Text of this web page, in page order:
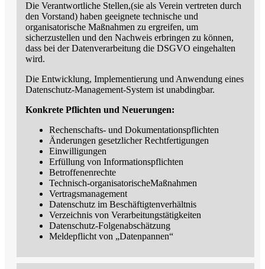
Die Verantwortliche Stellen,(sie als Verein vertreten durch
den Vorstand) haben geeignete technische und
organisatorische Maßnahmen zu ergreifen, um
sicherzustellen und den Nachweis erbringen zu können,
dass bei der Datenverarbeitung die DSGVO eingehalten
wird.
Die Entwicklung, Implementierung und Anwendung eines
Datenschutz-Management-System ist unabdingbar.
Konkrete Pflichten und Neuerungen:
Rechenschafts- und Dokumentationspflichten
Änderungen gesetzlicher Rechtfertigungen
Einwilligungen
Erfüllung von Informationspflichten
Betroffenenrechte
Technisch-organisatorischeMaßnahmen
Vertragsmanagement
Datenschutz im Beschäftigtenverhältnis
Verzeichnis von Verarbeitungstätigkeiten
Datenschutz-Folgenabschätzung
Meldepflicht von „Datenpannen“